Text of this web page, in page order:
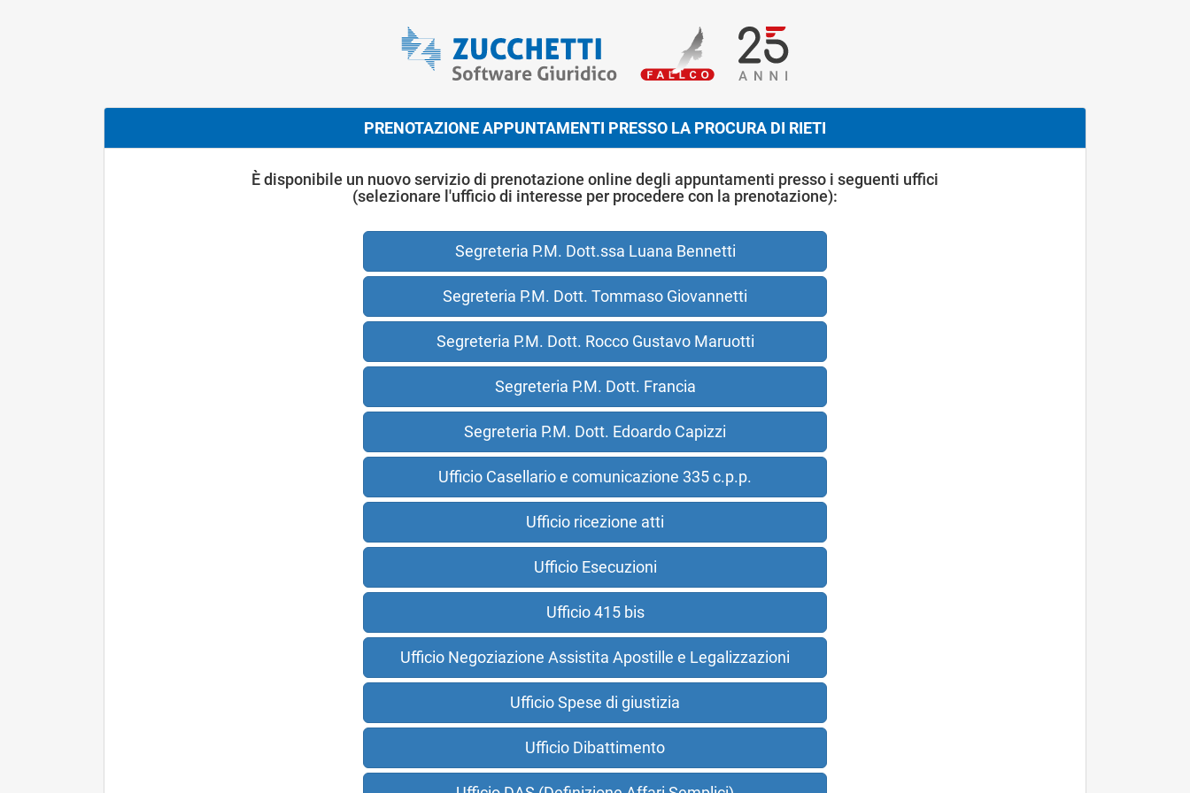
PRENOTAZIONE APPUNTAMENTI PRESSO LA PROCURA DI RIETI
È disponibile un nuovo servizio di prenotazione online degli appuntamenti presso i seguenti uffici
(selezionare l'ufficio di interesse per procedere con la prenotazione):
Segreteria P.M. Dott.ssa Luana Bennetti
Segreteria P.M. Dott. Tommaso Giovannetti
Segreteria P.M. Dott. Rocco Gustavo Maruotti
Segreteria P.M. Dott. Francia
Segreteria P.M. Dott. Edoardo Capizzi
Ufficio Casellario e comunicazione 335 c.p.p.
Ufficio ricezione atti
Ufficio Esecuzioni
Ufficio 415 bis
Ufficio Negoziazione Assistita Apostille e Legalizzazioni
Ufficio Spese di giustizia
Ufficio Dibattimento